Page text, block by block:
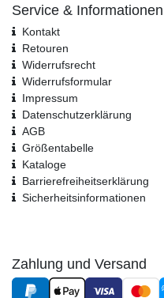
Service & Informationen
Kontakt
Retouren
Widerrufsrecht
Widerrufs­formular
Impressum
Daten­schutz­erklärung
AGB
Größentabelle
Kataloge
Barrierefreiheitserklärung
Sicherheitsinformationen
Zahlung und Versand